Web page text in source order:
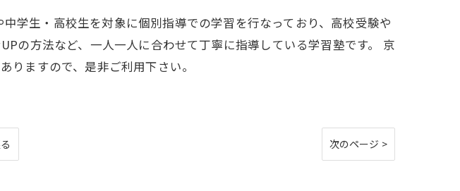
学生・高校生を対象に個別指導での学習を行なっており、高校受験や
の方法など、一人一人に合わせて丁寧に指導している学習塾です。 京
ますので、是非ご利用下さい。
次のページ >